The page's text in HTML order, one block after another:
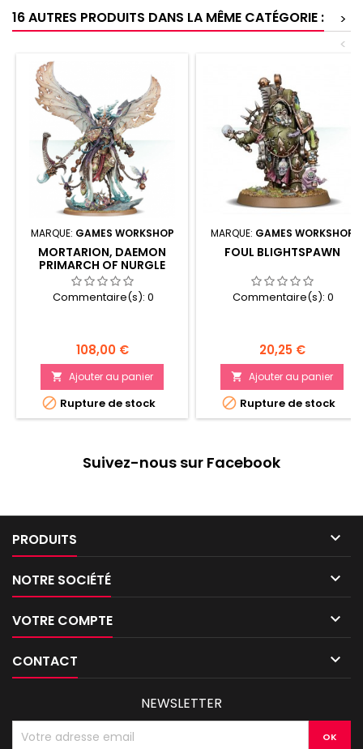
16 AUTRES PRODUITS DANS LA MÊME CATÉGORIE :
>
<
MARQUE: GAMES WORKSHOP
MORTARION, DAEMON
PRIMARCH OF NURGLE
Commentaire(s): 0
Prix
108,00 €
 Ajouter au panier
 Rupture de stock
MARQUE: GAMES WORKSHOP
FOUL BLIGHTSPAWN
Commentaire(s): 0
Prix
20,25 €
 Ajouter au panier
 Rupture de stock
Suivez-nous sur Facebook
PRODUITS 
NOTRE SOCIÉTÉ 
VOTRE COMPTE 
CONTACT 
NEWSLETTER